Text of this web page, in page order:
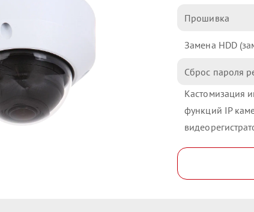
Прошивка
Замена HDD
Сброс пароля
Кастомизация
функций IP